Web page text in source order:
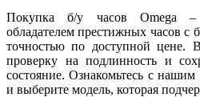
Покупка б/у часов Omega –
обладателем престижных часов с
точностью по доступной цене.
проверку на подлинность и
состояние. Ознакомьтесь с нашим
и выберите модель, которая